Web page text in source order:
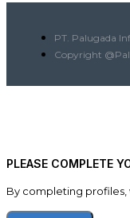
PT. Palugada
Copyright
PLEASE COMPLETE
By completing profiles,